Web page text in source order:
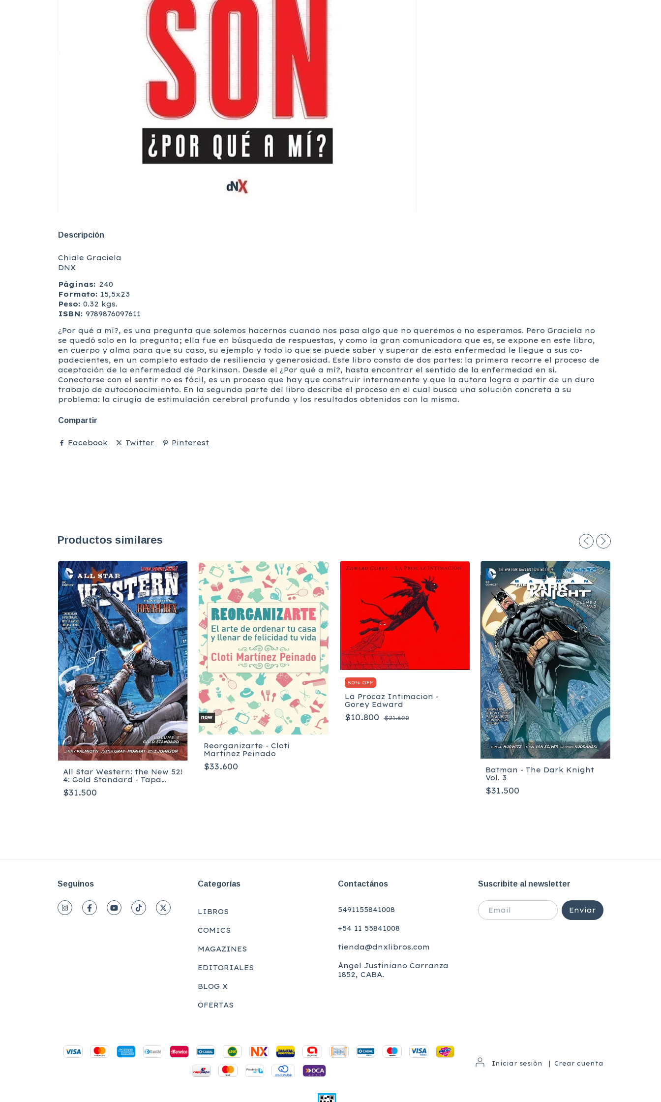
Descripción
Chiale Graciela
DNX
Páginas: 240
Formato: 15,5x23
Peso: 0.32 kgs.
ISBN: 9789876097611
¿Por qué a mí?, es una pregunta que solemos hacernos cuando nos pasa algo que no queremos o no esperamos. Pero Graciela no
se quedó solo en la pregunta; ella fue en búsqueda de respuestas, y como la gran comunicadora que es, se expone en este libro,
en cuerpo y alma para que su caso, su ejemplo y todo lo que se puede saber y superar de esta enfermedad le llegue a sus co-
padecientes, en un completo estado de resiliencia y generosidad. Este libro consta de dos partes: la primera recorre el proceso de
aceptación de la enfermedad de Parkinson. Desde el ¿Por qué a mí?, hasta encontrar el sentido de la enfermedad en sí.
Conectarse con el sentir no es fácil, es un proceso que hay que construir internamente y que la autora logra a partir de un duro
trabajo de autoconocimiento. En la segunda parte del libro describe el proceso en el cual busca una solución concreta a su
problema: la cirugía de estimulación cerebral profunda y los resultados obtenidos con la misma.
Compartir
Facebook Twitter Pinterest
Productos similares
All Star Western: the New 52!
4: Gold Standard - Tapa
blanda
$31.500
Reorganizarte - Cloti
Martinez Peinado
$33.600
50% OFF
La Procaz Intimacion -
Gorey Edward
$10.800 $21.600
Batman - The Dark Knight
Vol. 3
$31.500
Seguinos Categorías
LIBROS
COMICS
MAGAZINES
EDITORIALES
BLOG X
OFERTAS
Contactános
5491155841008
+54 11 55841008
tienda@dnxlibros.com
Ángel Justiniano Carranza
1852, CABA.
Suscribite al newsletter
Iniciar sesión Crear cuenta